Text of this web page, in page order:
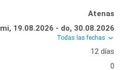
Atenas
mi, 19.08.2026 - do, 30.08.2026
Todas las fechas
12 días
0